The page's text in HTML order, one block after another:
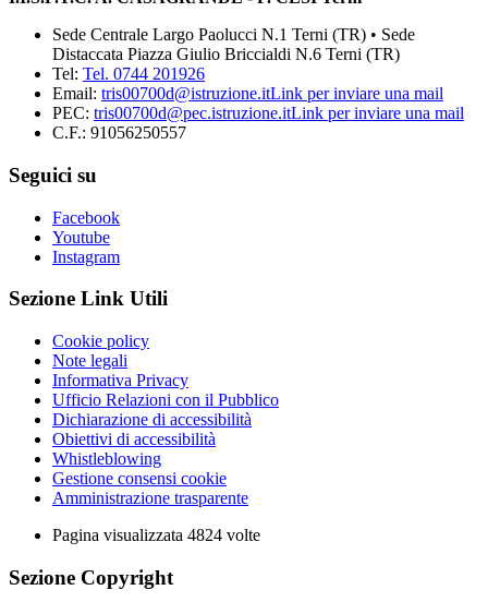
Sede Centrale Largo Paolucci N.1 Terni (TR) • Sede
Distaccata Piazza Giulio Briccialdi N.6 Terni (TR)
Tel: Tel. 0744 201926
Email: tris00700d@istruzione.itLink per inviare una mail
PEC: tris00700d@pec.istruzione.itLink per inviare una mail
C.F.: 91056250557
Seguici su
Facebook
Youtube
Instagram
Sezione Link Utili
Cookie policy
Note legali
Informativa Privacy
Ufficio Relazioni con il Pubblico
Dichiarazione di accessibilità
Obiettivi di accessibilità
Whistleblowing
Gestione consensi cookie
Amministrazione trasparente
Pagina visualizzata 4824 volte
Sezione Copyright